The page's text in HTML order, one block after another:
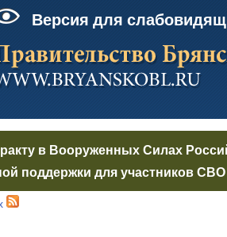
Версия для
в Вооруженных Силах
поддержки для участников